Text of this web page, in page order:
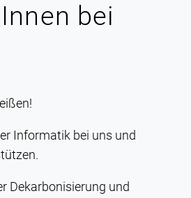
bei
Informatik bei uns und
Dekarbonisierung und